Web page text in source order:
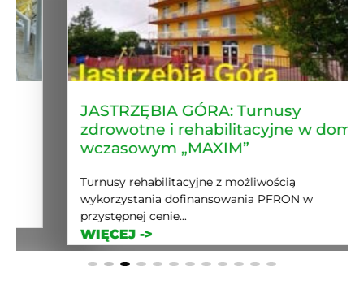
JASTRZĘBIA GÓRA: Turnusy
zdrowotne i rehabilitacyjne w domu
wczasowym „MAXIM”
Turnusy rehabilitacyjne z możliwością
wykorzystania dofinansowania PFRON w
przystępnej cenie...
WIĘCEJ ->